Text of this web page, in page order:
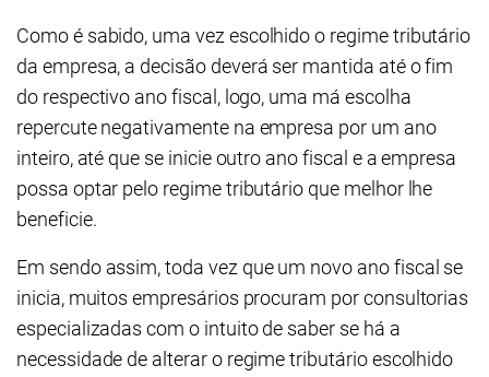
Como é sabido, uma vez escolhido o regime tributário
da empresa, a decisão deverá ser mantida até o fim
do respectivo ano fiscal, logo, uma má escolha
repercute negativamente na empresa por um ano
inteiro, até que se inicie outro ano fiscal e a empresa
possa optar pelo regime tributário que melhor lhe
beneficie.
Em sendo assim, toda vez que um novo ano fiscal se
inicia, muitos empresários procuram por consultorias
especializadas com o intuito de saber se há a
necessidade de alterar o regime tributário escolhido